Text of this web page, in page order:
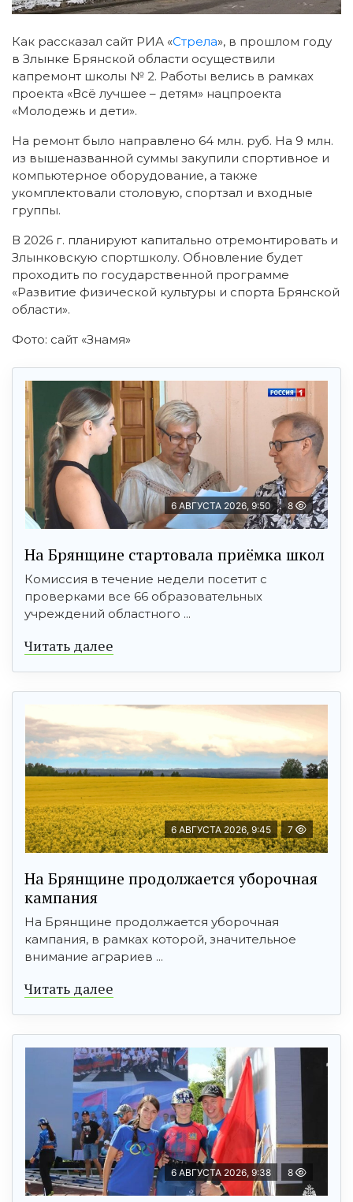
Как рассказал сайт РИА «Стрела», в прошлом году
в Злынке Брянской области осуществили
капремонт школы № 2. Работы велись в рамках
проекта «Всё лучшее – детям» нацпроекта
«Молодежь и дети».
На ремонт было направлено 64 млн. руб. На 9 млн.
из вышеназванной суммы закупили спортивное и
компьютерное оборудование, а также
укомплектовали столовую, спортзал и входные
группы.
В 2026 г. планируют капитально отремонтировать и
Злынковскую спортшколу. Обновление будет
проходить по государственной программе
«Развитие физической культуры и спорта Брянской
области».
Фото: сайт «Знамя»
6 АВГУСТА 2026, 9:50 8
На Брянщине стартовала приёмка школ
Комиссия в течение недели посетит с
проверками все 66 образовательных
учреждений областного ...
Читать далее
6 АВГУСТА 2026, 9:45 7
На Брянщине продолжается уборочная
кампания
На Брянщине продолжается уборочная
кампания, в рамках которой, значительное
внимание аграриев ...
Читать далее
6 АВГУСТА 2026, 9:38 8